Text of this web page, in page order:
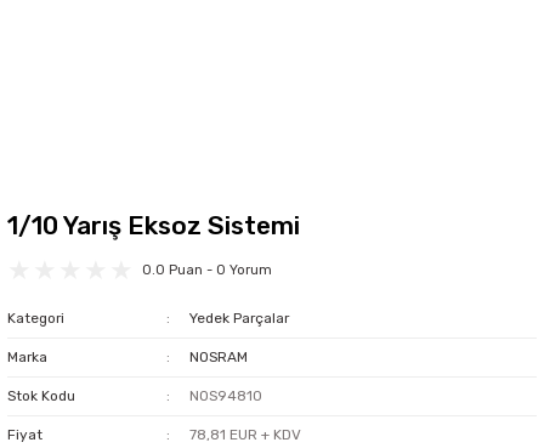
1/10 Yarış Eksoz Sistemi
0.0 Puan - 0 Yorum
Kategori Yedek Parçalar
Marka NOSRAM
Stok Kodu NOS94810
Fiyat 78,81 EUR + KDV